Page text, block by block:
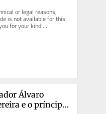
or legal reasons,
is not available for this
for your kind
Álvaro
e o príncipe